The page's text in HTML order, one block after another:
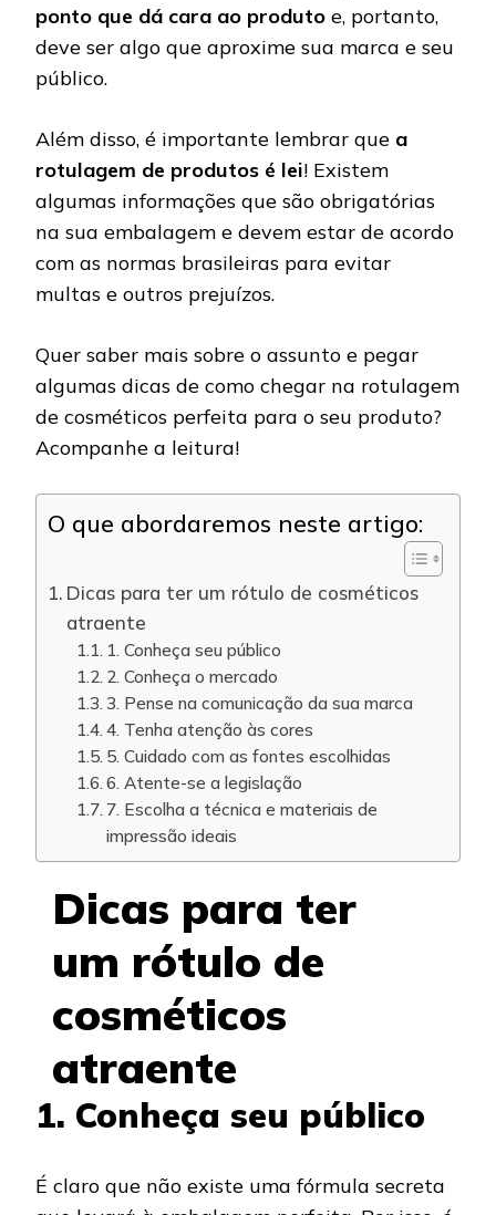
ponto que dá cara ao produto e, portanto,
deve ser algo que aproxime sua marca e seu
público.
Além disso, é importante lembrar que a
rotulagem de produtos é lei! Existem
algumas informações que são obrigatórias
na sua embalagem e devem estar de acordo
com as normas brasileiras para evitar
multas e outros prejuízos.
Quer saber mais sobre o assunto e pegar
algumas dicas de como chegar na rotulagem
de cosméticos perfeita para o seu produto?
Acompanhe a leitura!
O que abordaremos neste artigo:
Dicas para ter um rótulo de cosméticos
atraente
1. Conheça seu público
2. Conheça o mercado
3. Pense na comunicação da sua marca
4. Tenha atenção às cores
5. Cuidado com as fontes escolhidas
6. Atente-se a legislação
7. Escolha a técnica e materiais de
impressão ideais
Dicas para ter
um rótulo de
cosméticos
atraente
1. Conheça seu público
É claro que não existe uma fórmula secreta